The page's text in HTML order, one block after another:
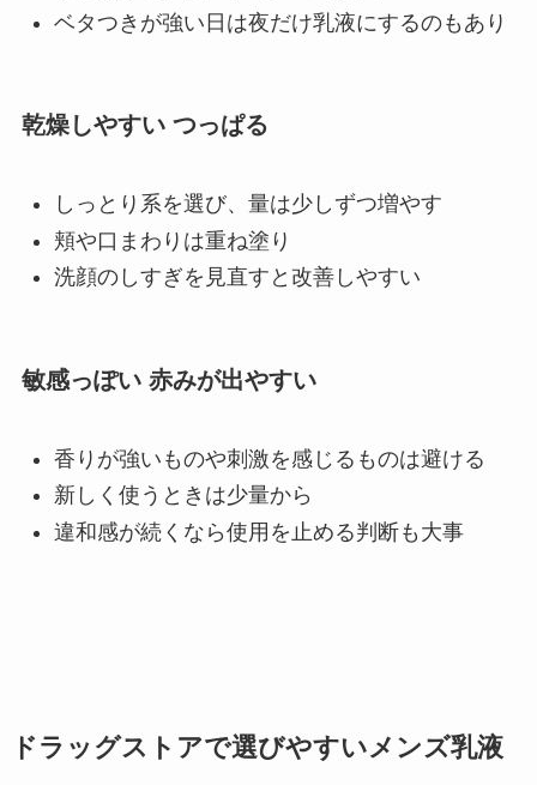
ベタつきが強い日は夜だけ乳液にするのもあり
乾燥しやすい つっぱる
しっとり系を選び、量は少しずつ増やす
頬や口まわりは重ね塗り
洗顔のしすぎを見直すと改善しやすい
敏感っぽい 赤みが出やすい
香りが強いものや刺激を感じるものは避ける
新しく使うときは少量から
違和感が続くなら使用を止める判断も大事
ドラッグストアで選びやすいメンズ乳液